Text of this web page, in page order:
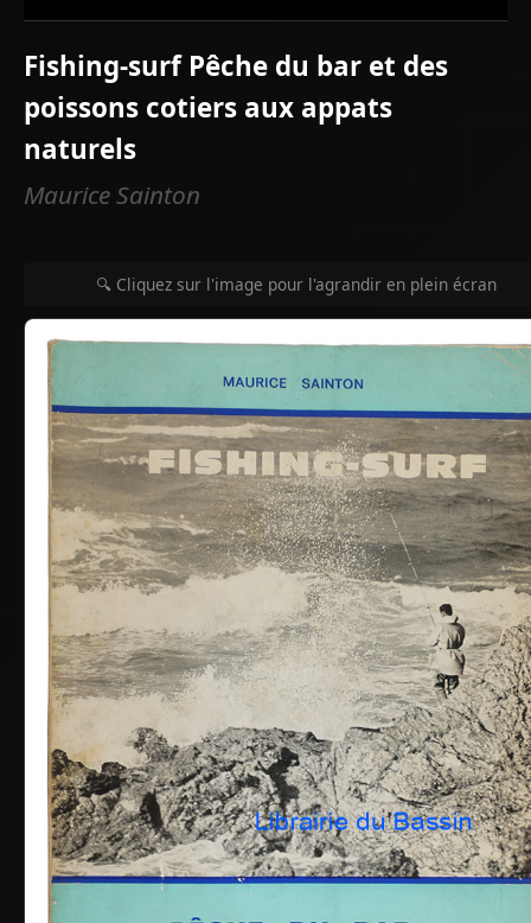
Fishing-surf Pêche du bar et des
poissons cotiers aux appats
naturels
Maurice Sainton
🔍 Cliquez sur l'image pour l'agrandir en plein écran